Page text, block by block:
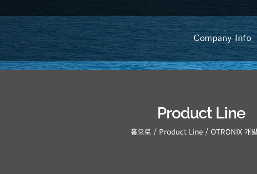
Company Info
Product Line
홈으로 Product Line OTRONIX 개